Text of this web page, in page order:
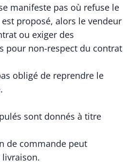
manifeste pas où refuse le
proposé, alors le vendeur
ou exiger des
pour non-respect du contrat
obligé de reprendre le
sont donnés à titre
de commande peut